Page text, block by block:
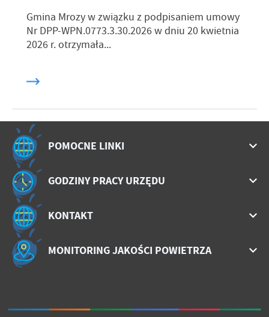
Gmina Mrozy w związku z podpisaniem umowy
Nr DPP-WPN.0773.3.30.2026 w dniu 20 kwietnia
2026 r. otrzymała...
POMOCNE LINKI
GODZINY PRACY URZĘDU
KONTAKT
MONITORING JAKOŚCI POWIETRZA